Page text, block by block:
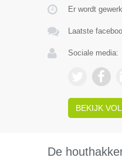
Er wordt
Laatste
Sociale media:
BEKIJK
De